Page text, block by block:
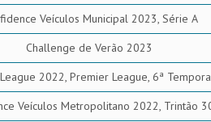
Veículos Municipal 2023, Série A
Challenge de Verão 2023
2022, Premier League, 6ª
Veículos Metropolitano 2022, Trintão